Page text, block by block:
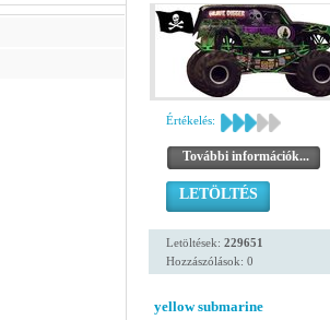
Értékelés:
További információk...
LETÖLTÉS
Letöltések: 229651
Hozzászólások: 0
yellow submarine